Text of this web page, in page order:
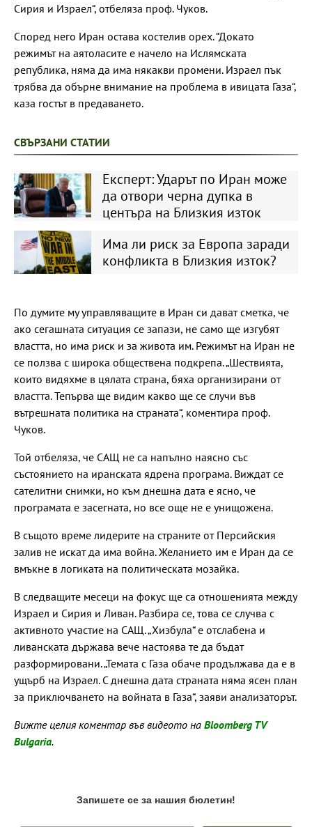
Сирия и Израел“, отбеляза проф. Чуков.
Според него Иран остава костелив орех. “Докато
режимът на аятоласите е начело на Ислямската
република, няма да има някакви промени. Израел пък
трябва да обърне внимание на проблема в ивицата Газа“,
каза гостът в предаването.
СВЪРЗАНИ СТАТИИ
Експерт: Ударът по Иран може
да отвори черна дупка в
центъра на Близкия изток
Има ли риск за Европа заради
конфликта в Близкия изток?
По думите му управляващите в Иран си дават сметка, че
ако сегашната ситуация се запази, не само ще изгубят
властта, но има риск и за живота им. Режимът на Иран не
се ползва с широка обществена подкрепа. „Шествията,
които видяхме в цялата страна, бяха организирани от
властта. Тепърва ще видим какво ще се случи във
вътрешната политика на страната“, коментира проф.
Чуков.
Той отбеляза, че САЩ не са напълно наясно със
състоянието на иранската ядрена програма. Виждат се
сателитни снимки, но към днешна дата е ясно, че
програмата е засегната, но все още не е унищожена.
В същото време лидерите на страните от Персийския
залив не искат да има война. Желанието им е Иран да се
вмъкне в логиката на политическата мозайка.
В следващите месеци на фокус ще са отношенията между
Израел и Сирия и Ливан. Разбира се, това се случва с
активното участие на САЩ. „Хизбула“ е отслабена и
ливанската държава вече настоява те да бъдат
разформировани. „Темата с Газа обаче продължава да е в
ущърб на Израел. С днешна дата страната няма ясен план
за приключването на войната в Газа“, заяви анализаторът.
Вижте целия коментар във видеото на Bloomberg TV
Bulgaria.